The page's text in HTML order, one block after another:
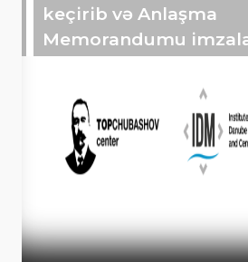
keçirib və Anlaşma
Memorandumu